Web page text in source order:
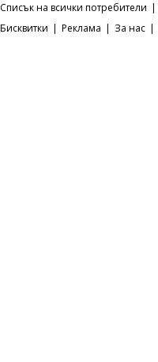
Списък на всички потребители |
Бисквитки | Реклама | За нас |